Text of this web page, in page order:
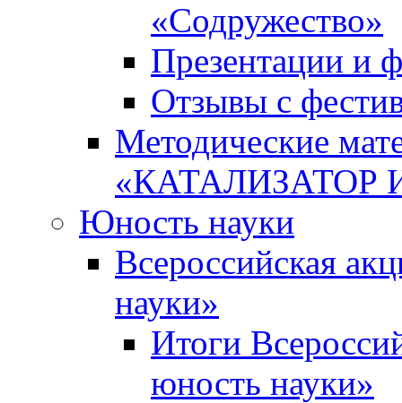
«Содружество»
Презентации и
Отзывы с
Методические
«КАТАЛИЗАТОР
Юность науки
Всероссийская
науки»
Итоги
юность науки»